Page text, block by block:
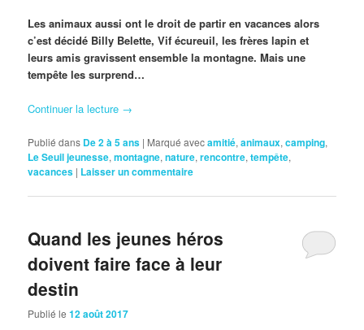
Les animaux aussi ont le droit de partir en vacances alors
c’est décidé Billy Belette, Vif écureuil, les frères lapin et
leurs amis gravissent ensemble la montagne. Mais une
tempête les surprend…
Continuer la lecture →
Publié dans De 2 à 5 ans | Marqué avecamitié,animaux,camping,
Le Seuil jeunesse,montagne,nature,rencontre,tempête,
vacances | Laisser un commentaire
Quand les jeunes héros
doivent faire face à leur
destin
Publié le12 août 2017